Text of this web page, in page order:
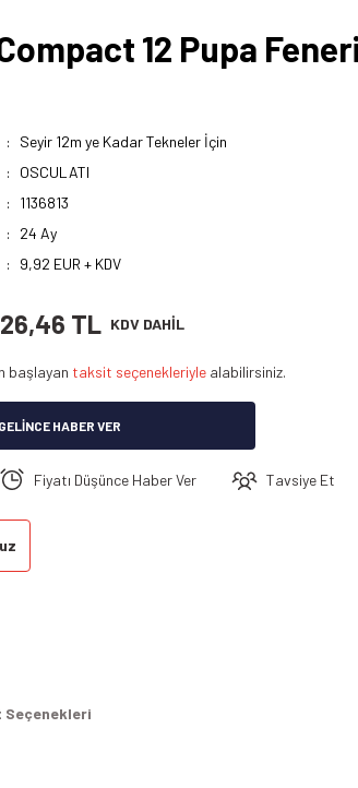
12 Pupa
Seyir 12m ye Kadar Tekneler İçin
OSCULATI
1136813
24 Ay
9,92 EUR + KDV
TL KDV DAHİL
başlayan taksit seçenekleriyle alabilirsiniz.
GELINCE HABER VER
Fiyatı Düşünce Haber Ver Tavsiye Et
Seçenekleri